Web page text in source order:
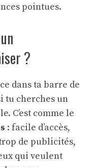
pointues.
?
dans ta barre de
tu cherches un
C’est comme le
: facile d’accès,
de publicités,
qui veulent